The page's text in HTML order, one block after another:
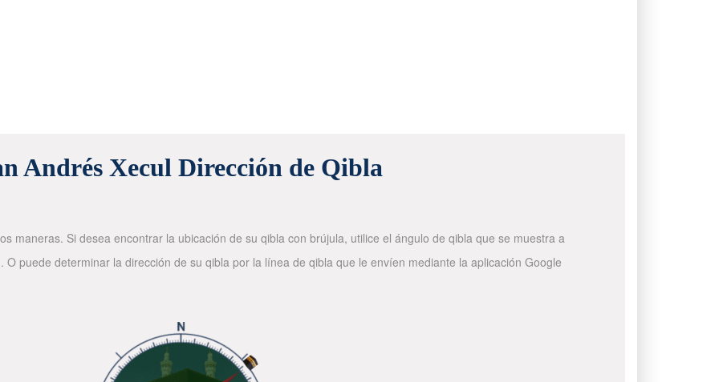
Andrés Xecul Dirección de Qibla
maneras. Si desea encontrar la ubicación de su qibla con brújula, utilice el ángulo de qibla que se muestra a
puede determinar la dirección de su qibla por la línea de qibla que le envíen mediante la aplicación Google